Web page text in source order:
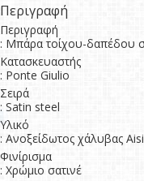
Περιγραφή
Περιγραφή
: Μπάρα τοίχου-δαπέδου
Κατασκευαστής
: Ponte Giulio
Σειρά
: Satin steel
Υλικό
: Ανοξείδωτος χάλυβας
Φινίρισμα
: Χρώμιο σατινέ